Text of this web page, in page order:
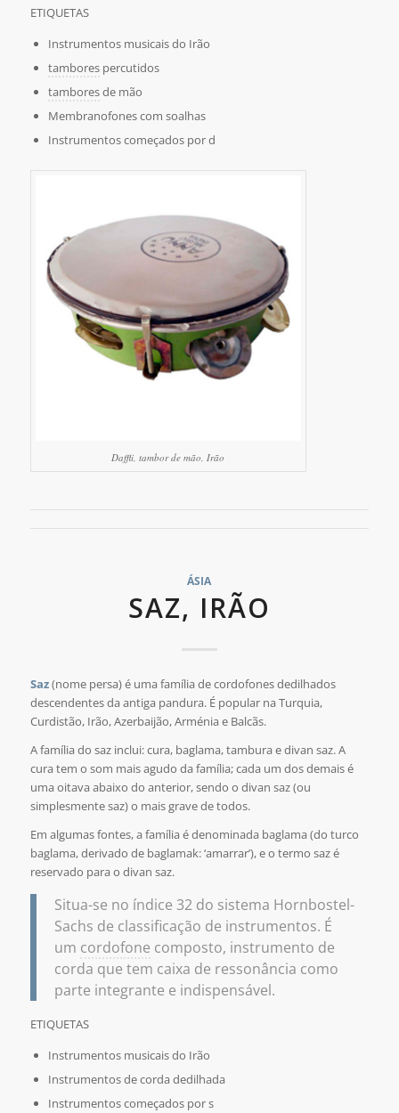
ETIQUETAS
Instrumentos musicais do Irão
tamborespercutidos
tamboresde mão
Membranofones com soalhas
Instrumentos começados por d
Daffli, tambor de mão, Irão
ÁSIA
SAZ, IRÃO
Saz(nome persa) é uma família de cordofones dedilhados
descendentes da antiga pandura. É popular na Turquia,
Curdistão, Irão, Azerbaijão, Arménia e Balcãs.
A família do saz inclui: cura, baglama, tambura e divan saz. A
cura tem o som mais agudo da família; cada um dos demais é
uma oitava abaixo do anterior, sendo o divan saz (ou
simplesmente saz) o mais grave de todos.
Em algumas fontes, a família é denominada baglama (do turco
baglama, derivado de baglamak: ‘amarrar’), e o termo saz é
reservado para o divan saz.
Situa-se no índice 32 do sistema Hornbostel-
Sachs de classificação de instrumentos. É
um cordofone composto, instrumento de
corda que tem caixa de ressonância como
parte integrante e indispensável.
ETIQUETAS
Instrumentos musicais do Irão
Instrumentos de corda dedilhada
Instrumentos começados por s